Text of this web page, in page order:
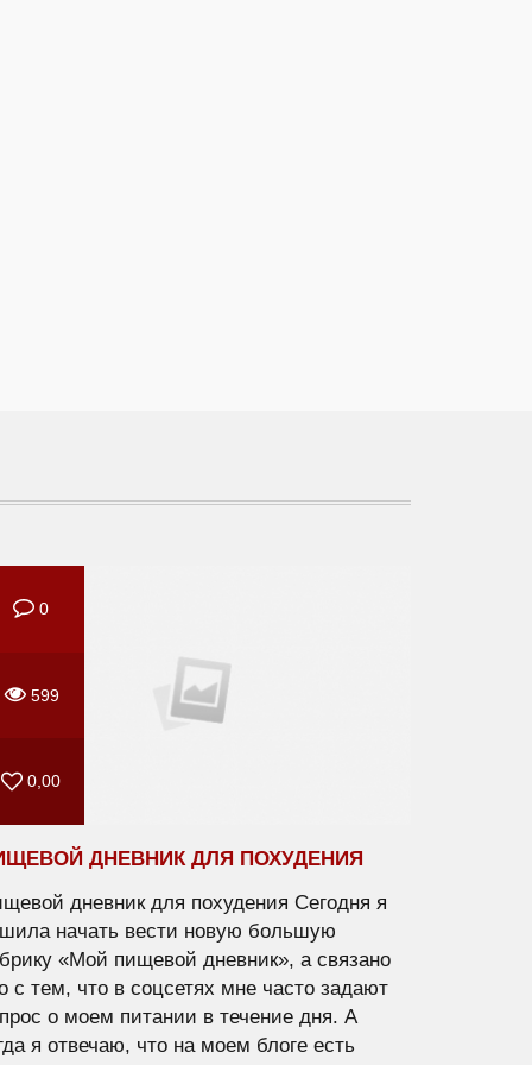
0
599
0,00
ДНЕВНИК ДЛЯ ПОХУДЕНИЯ
дневник для похудения Сегодня я
начать вести новую большую
«Мой пищевой дневник», а связано
с тем, что в соцсетях мне часто задают
о моем питании в течение дня. А
я отвечаю, что на моем блоге есть